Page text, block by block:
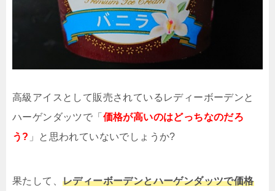
高級アイスとして販売されているレディーボーデンと
ハーゲンダッツで「 価格が高いのはどっちなのだろ
う? 」と思われていないでしょうか?
果たして、 レディーボーデンとハーゲンダッツで価格